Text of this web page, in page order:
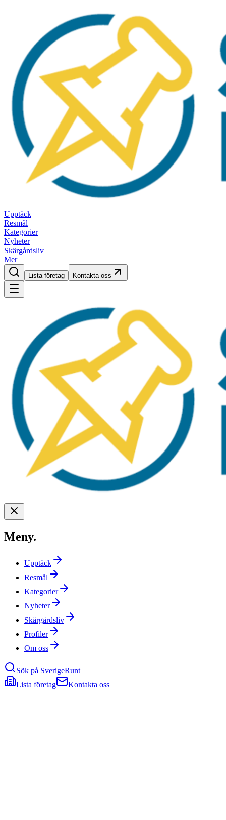
Upptäck
Resmål
Kategorier
Nyheter
Skärgårdsliv
Mer
Lista företag Kontakta oss
Meny.
Upptäck
Resmål
Kategorier
Nyheter
Skärgårdsliv
Profiler
Om oss
Sök på SverigeRunt
Lista företag
Kontakta oss